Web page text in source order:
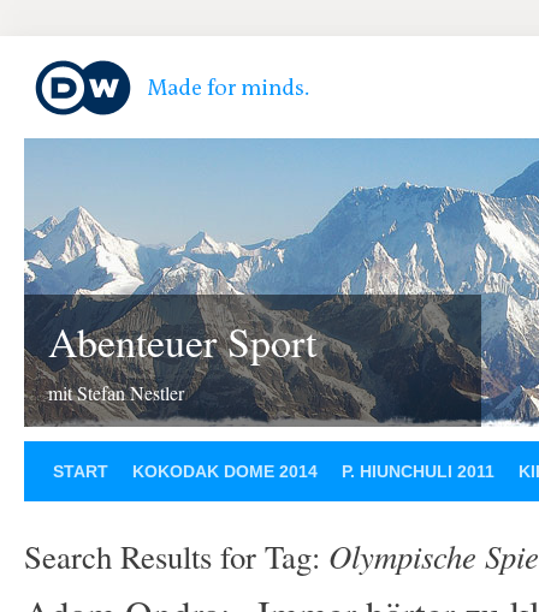
Abenteuer Sport
mit Stefan Nestler
START KOKODAK DOME 2014 P. HIUNCHULI 2011
Search Results for Tag: Olympische